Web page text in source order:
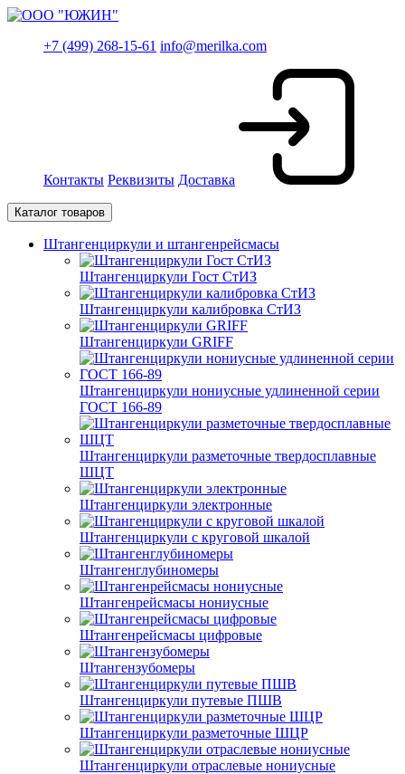
+7 (499) 268-15-61 info@merilka.com
Контакты Реквизиты Доставка
Каталог товаров
Штангенциркули и штангенрейсмасы
Штангенциркули Гост СтИЗ
Штангенциркули калибровка СтИЗ
Штангенциркули GRIFF
Штангенциркули нониусные удлиненной серии
ГОСТ 166-89
Штангенциркули разметочные твердосплавные
ШЦТ
Штангенциркули электронные
Штангенциркули с круговой шкалой
Штангенглубиномеры
Штангенрейсмасы нониусные
Штангенрейсмасы цифровые
Штангензубомеры
Штангенциркули путевые ПШВ
Штангенциркули разметочные ШЦР
Штангенциркули отраслевые нониусные